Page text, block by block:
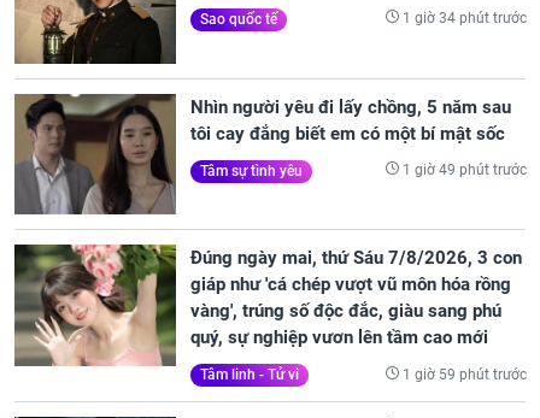
Sao quốc tế 1 giờ 34 phút trước
Nhìn người yêu đi lấy chồng, 5 năm sau
tôi cay đắng biết em có một bí mật sốc
Tâm sự tình yêu 1 giờ 49 phút trước
Đúng ngày mai, thứ Sáu 7/8/2026, 3 con
giáp như 'cá chép vượt vũ môn hóa rồng
vàng', trúng số độc đắc, giàu sang phú
quý, sự nghiệp vươn lên tầm cao mới
Tâm linh - Tử vi 1 giờ 59 phút trước